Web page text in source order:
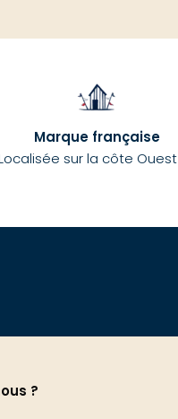
Marque française
sur la côte Ouest
?